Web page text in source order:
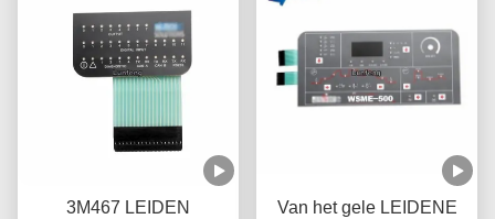
3M467 LEIDEN
Van het gele LEIDENE